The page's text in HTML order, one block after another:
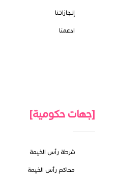
إنجازاتنا
ادعمنا
[جهات حكومية]
شرطة رأس الخيمة
محاكم رأس الخيمة